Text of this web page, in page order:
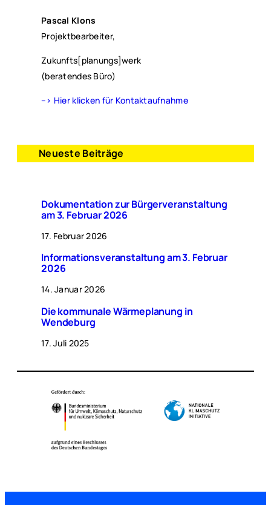
Pascal Klons
Projektbearbeiter,
Zukunfts[planungs]werk
(beratendes Büro)
–> Hier klicken für Kontaktaufnahme
Neueste Beiträge
Dokumentation zur Bürgerveranstaltung
am 3. Februar 2026
17. Februar 2026
Informationsveranstaltung am 3. Februar
2026
14. Januar 2026
Die kommunale Wärmeplanung in
Wendeburg
17. Juli 2025